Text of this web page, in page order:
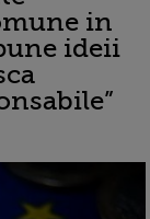
in
ideii